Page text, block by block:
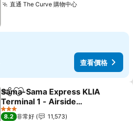
直通 The Curve 購物中心
查看價格
分享 加入我的最愛
Sama-Sama Express KLIA
Terminal 1 - Airside
Transit Hotel
3 星級
8.2 非常好
11,573